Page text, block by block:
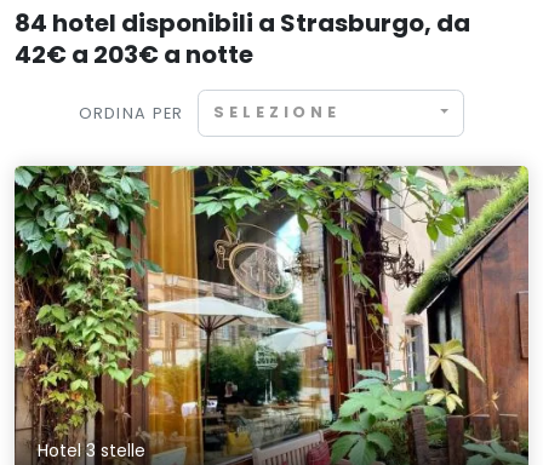
84 hotel disponibili a Strasburgo, da
42€ a 203€ a notte
ORDINA PER SELEZIONE
Hotel 3 stelle